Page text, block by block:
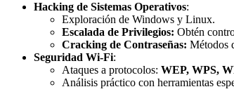
Hacking de Sistemas Operativos:
Exploración de Windows y Linux.
Escalada de Privilegios: Obtén
Cracking de Contraseñas: Métodos
Seguridad Wi-Fi:
Ataques a protocolos: WEP, WPS,
Análisis práctico con herramientas